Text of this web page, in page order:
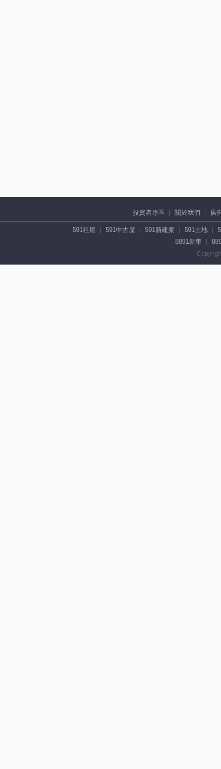
投資者專區 關於我們 廣
591租屋 591中古屋 591新建案 591土地
8891新車